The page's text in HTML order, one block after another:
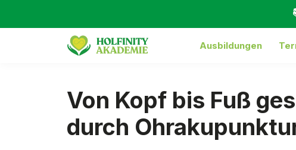
Ausbildungen
Von Kopf bis Fuß
durch